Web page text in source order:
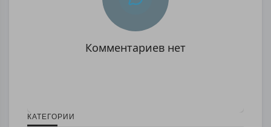
Комментариев нет
КАТЕГОРИИ